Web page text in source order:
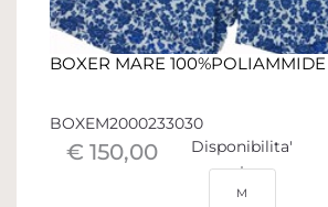
BOXER MARE 100%POLIAMMIDE
BOXEM2000233030
€ 150,00 Disponibilita'
M